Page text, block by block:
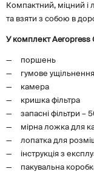
Компактний, міцний і
та взяти з собою в
У комплект Aeropress
поршень
гумове
камера
кришка фільтра
запасні фільтри –
мірна ложка для
лопатка для
інструкція з
пакувальна